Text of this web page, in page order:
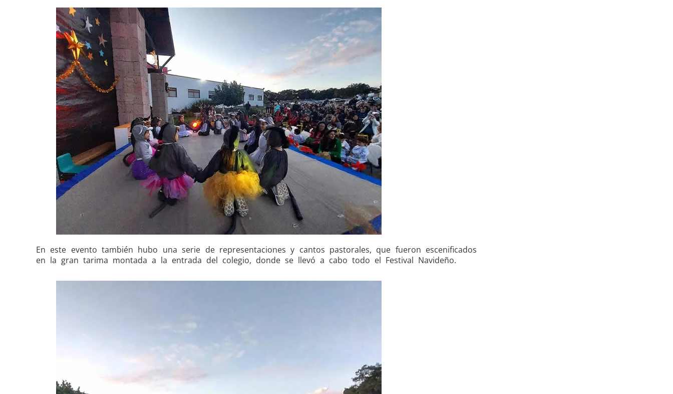
En este evento también hubo una serie de representaciones y cantos pastorales, que fueron escenificados
en la gran tarima montada a la entrada del colegio, donde se llevó a cabo todo el Festival Navideño.